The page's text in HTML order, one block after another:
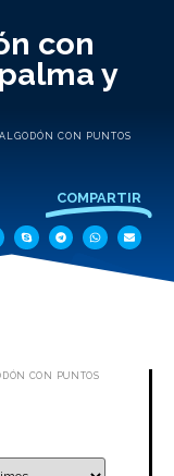
con
y
CON PUNTOS
COMPARTIR
CON PUNTOS